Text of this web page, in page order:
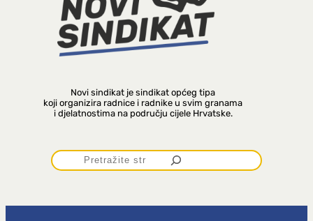
Novi sindikat je sindikat općeg tipa
koji organizira radnice i radnike u svim granama
i djelatnostima na području cijele Hrvatske.
P
r